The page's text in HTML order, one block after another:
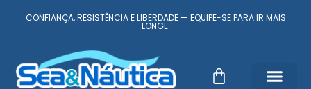
CONFIANÇA, RESISTÊNCIA E LIBERDADE — EQUIPE-SE PARA IR MAIS
LONGE.